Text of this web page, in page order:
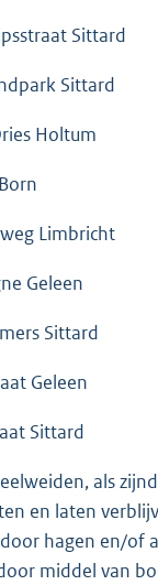
Sittard
Sittard
Holtum
Limbricht
Geleen
Sittard
Geleen
Sittard
als
en laten
hagen en/of
middel van